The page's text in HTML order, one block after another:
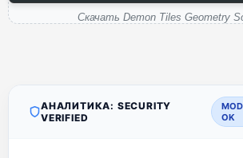
Скачать Demon Tiles Geometry
АНАЛИТИКА: SECURITY
VERIFIED
OK